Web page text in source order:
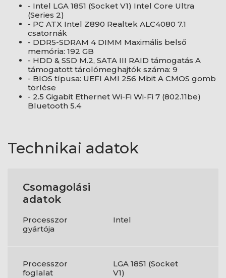
- Intel LGA 1851 (Socket V1) Intel Core Ultra
(Series 2)
- PC ATX Intel Z890 Realtek ALC4080 7.1
csatornák
- DDR5-SDRAM 4 DIMM Maximális belső
memória: 192 GB
- HDD & SSD M.2, SATA III RAID támogatás A
támogatott tárolómeghajtók száma: 9
- BIOS típusa: UEFI AMI 256 Mbit A CMOS gomb
törlése
- 2.5 Gigabit Ethernet Wi-Fi Wi-Fi 7 (802.11be)
Bluetooth 5.4
Technikai adatok
Csomagolási
adatok
Processzor
gyártója
Intel
Processzor
foglalat
LGA 1851 (Socket
V1)